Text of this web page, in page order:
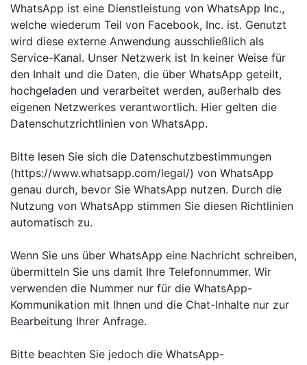
WhatsApp ist eine Dienstleistung von WhatsApp Inc.,
welche wiederum Teil von Facebook, Inc. ist. Genutzt
wird diese externe Anwendung ausschließlich als
Service-Kanal. Unser Netzwerk ist In keiner Weise für
den Inhalt und die Daten, die über WhatsApp geteilt,
hochgeladen und verarbeitet werden, außerhalb des
eigenen Netzwerkes verantwortlich. Hier gelten die
Datenschutzrichtlinien von WhatsApp.
Bitte lesen Sie sich die Datenschutzbestimmungen
(https://www.whatsapp.com/legal/) von WhatsApp
genau durch, bevor Sie WhatsApp nutzen. Durch die
Nutzung von WhatsApp stimmen Sie diesen Richtlinien
automatisch zu.
Wenn Sie uns über WhatsApp eine Nachricht schreiben,
übermitteln Sie uns damit Ihre Telefonnummer. Wir
verwenden die Nummer nur für die WhatsApp-
Kommunikation mit Ihnen und die Chat-Inhalte nur zur
Bearbeitung Ihrer Anfrage.
Bitte beachten Sie jedoch die WhatsApp-